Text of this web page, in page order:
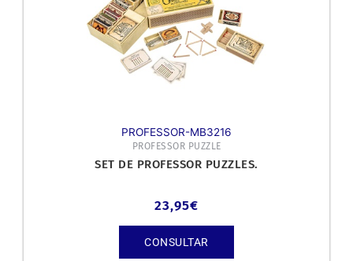
PROFESSOR-MB3216
PROFESSOR PUZZLE
SET DE PROFESSOR PUZZLES.
23,95€
CONSULTAR